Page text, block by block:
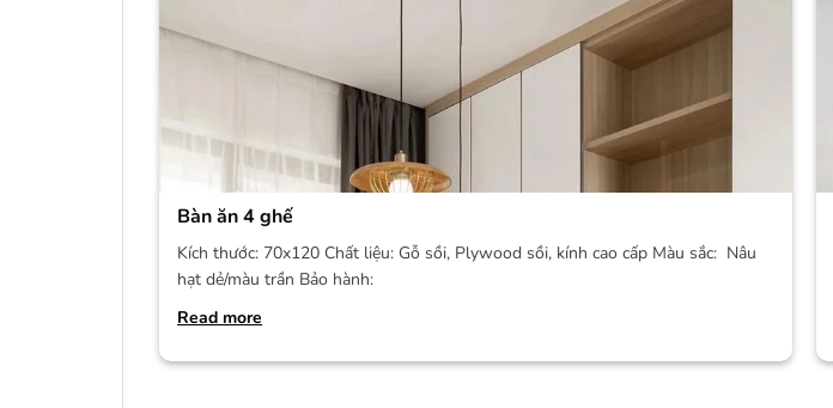
Bàn ăn 4 ghế
Kích thước: 70x120 Chất liệu: Gỗ sồi, Plywood sồi, kính cao cấp Màu sắc: Nâu
hạt dẻ/màu trần Bảo hành:
Read more